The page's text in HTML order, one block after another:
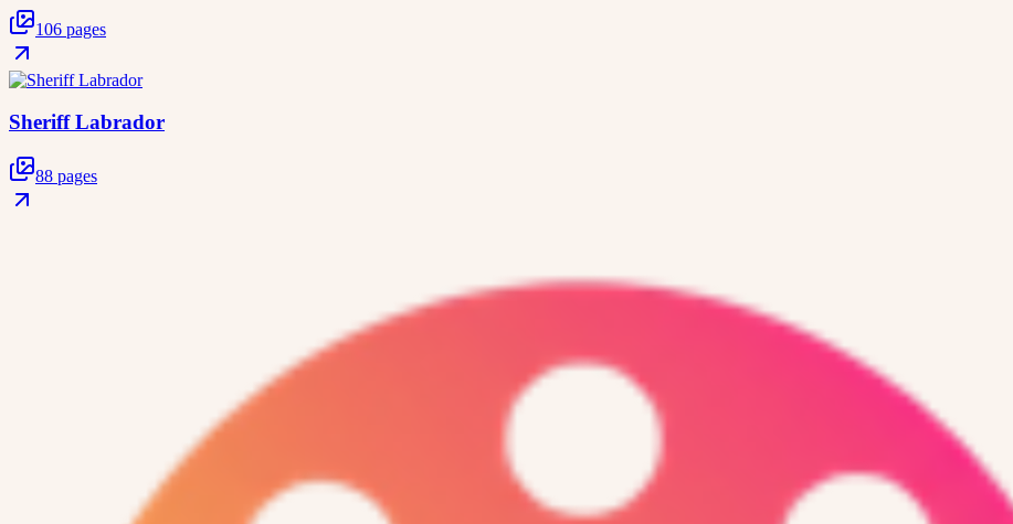
106 pages
Sheriff Labrador
88 pages